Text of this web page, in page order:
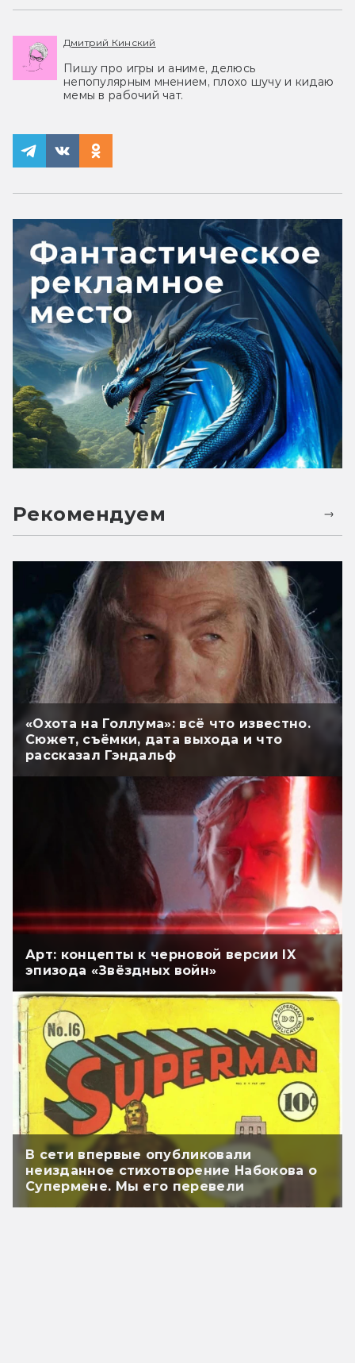
Дмитрий Кинский
Пишу про игры и аниме, делюсь
непопулярным мнением, плохо шучу и кидаю
мемы в рабочий чат.
Рекомендуем
«Охота на Голлума»: всё что известно.
Сюжет, съёмки, дата выхода и что
рассказал Гэндальф
Арт: концепты к черновой версии IX
эпизода «Звёздных войн»
В сети впервые опубликовали
неизданное стихотворение Набокова о
Супермене. Мы его перевели